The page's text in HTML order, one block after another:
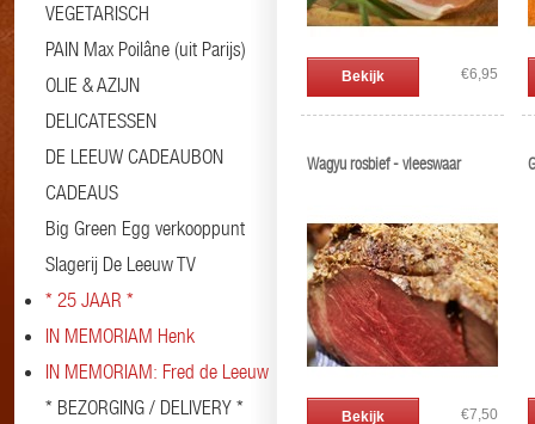
VEGETARISCH
PAIN Max Poilâne (uit Parijs)
OLIE & AZIJN
DELICATESSEN
DE LEEUW CADEAUBON
CADEAUS
Big Green Egg verkooppunt
Slagerij De Leeuw TV
* 25 JAAR *
IN MEMORIAM Henk
IN MEMORIAM: Fred de Leeuw
* BEZORGING / DELIVERY *
Bekijk €6,95
Wagyu rosbief - vleeswaar
Bekijk €7,50